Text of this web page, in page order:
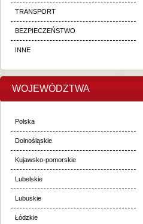
TRANSPORT
BEZPIECZEŃSTWO
INNE
WOJEWÓDZTWA
Polska
Dolnośląskie
Kujawsko-pomorskie
Lubelskie
Lubuskie
Łódzkie